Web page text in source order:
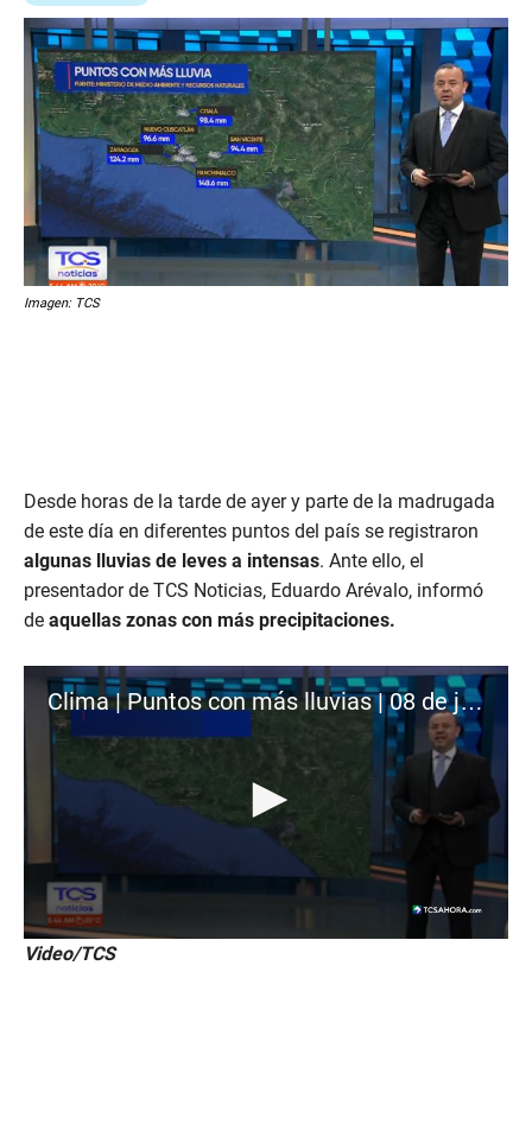
Imagen: TCS
Desde horas de la tarde de ayer y parte de la madrugada
de este día en diferentes puntos del país se registraron
algunas lluvias de leves a intensas. Ante ello, el
presentador de TCS Noticias, Eduardo Arévalo, informó
de aquellas zonas con más precipitaciones.
Clima | Puntos con más lluvias | 08 de julio de 2024
0
s
Video/TCS